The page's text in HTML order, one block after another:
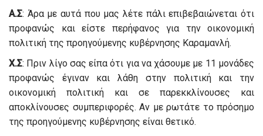
Α.Σ: Άρα με αυτά που μας λέτε πάλι επιβεβαιώνεται ότι
προφανώς και είστε περήφανος για την οικονομική
πολιτική της προηγούμενης κυβέρνησης Καραμανλή.
Χ.Σ: Πριν λίγο σας είπα ότι για να χάσουμε με 11 μονάδες
προφανώς έγιναν και λάθη στην πολιτική και την
οικονομική πολιτική και σε παρεκκλίνουσες και
αποκλίνουσες συμπεριφορές. Αν με ρωτάτε το πρόσημο
της προηγούμενης κυβέρνησης είναι θετικό.